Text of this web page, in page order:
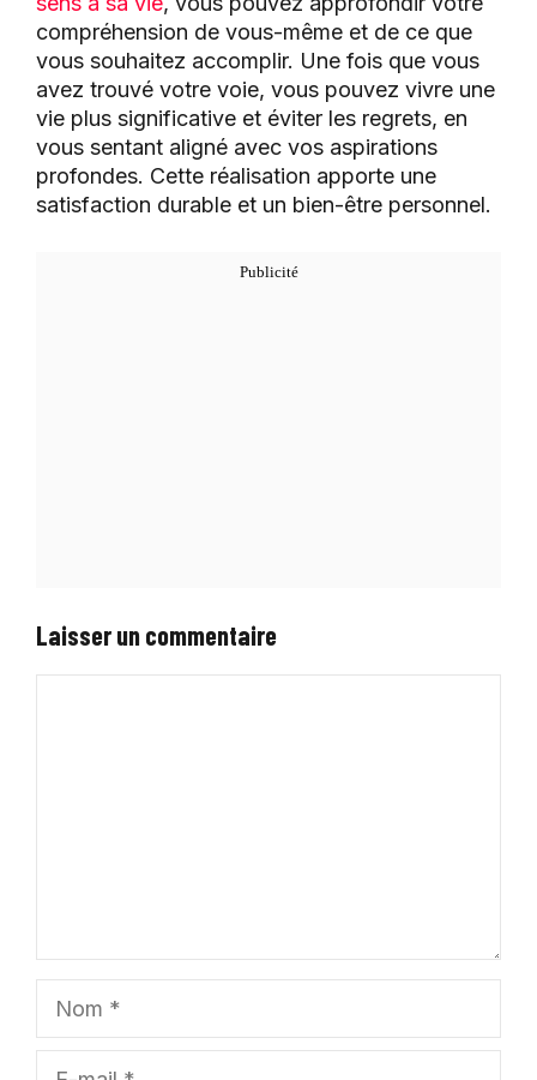
compréhension de vous-même et de ce que
vous souhaitez accomplir. Une fois que vous
avez trouvé votre voie, vous pouvez vivre une
vie plus significative et éviter les regrets, en
vous sentant aligné avec vos aspirations
profondes. Cette réalisation apporte une
satisfaction durable et un bien-être personnel.
Laisser un commentaire